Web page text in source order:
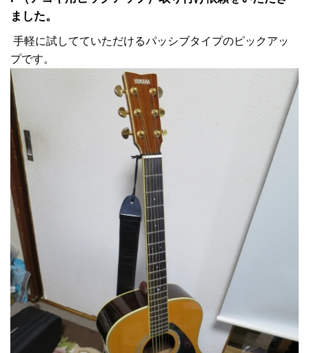
ました。
手軽に試してていただけるパッシブタイプのピックアッ
プです。